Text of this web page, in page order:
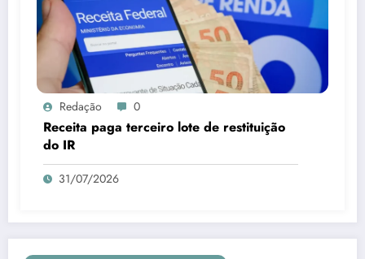
Redação 0
Receita paga terceiro lote de restituição
do IR
31/07/2026